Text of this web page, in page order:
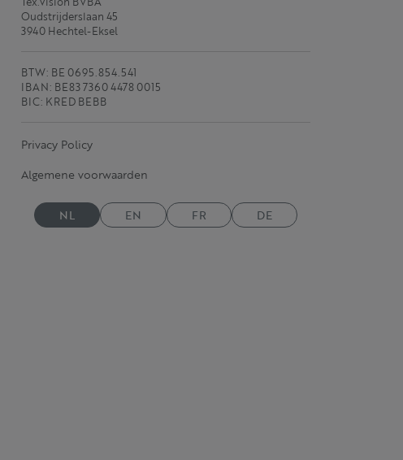
Oudstrijderslaan 45
3940 Hechtel-Eksel
BTW: BE 0695.854.541
IBAN: BE83 7360 4478 0015
BIC: KRED BEBB
Privacy Policy
Algemene voorwaarden
NL EN FR DE